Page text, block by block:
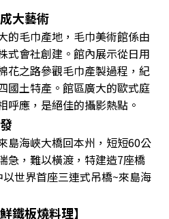
大藝術
毛巾產地，毛巾美術館係由
式會社創建。館內展示從日用
花之路參觀毛巾產製過程，紀
國土特產。館區廣大的歐式庭
呼應，是絕佳的攝影熱點。
海峽大橋回本州，短短60公
急，難以橫渡，特建造7座橋
世界首座三連式吊橋~來島海
鐵板燒料理】